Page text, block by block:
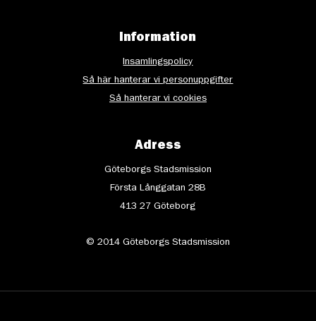
Information
Insamlingspolicy
Så här hanterar vi personuppgifter
Så hanterar vi cookies
Adress
Göteborgs Stadsmission
Första Långgatan 28B
413 27 Göteborg
© 2014 Göteborgs Stadsmission